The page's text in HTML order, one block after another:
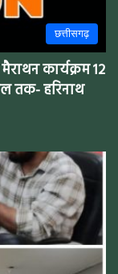
छत्तीसगढ़
कार्यक्रम 12
तक- हरिनाथ